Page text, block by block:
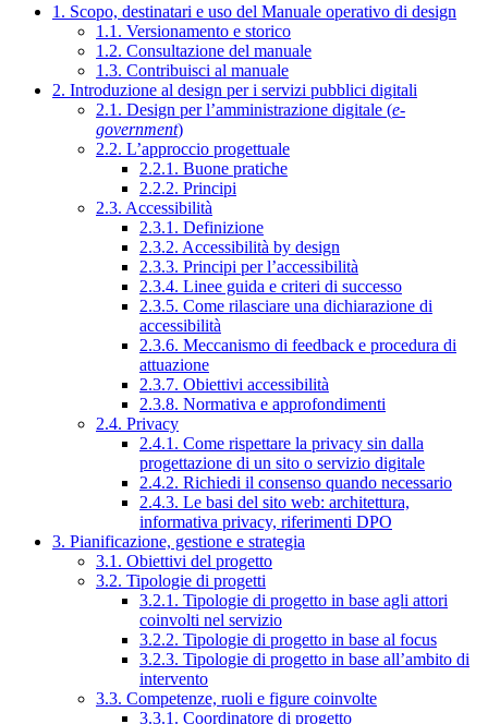
1. Scopo, destinatari e uso del Manuale operativo di design
1.1. Versionamento e storico
1.2. Consultazione del manuale
1.3. Contribuisci al manuale
2. Introduzione al design per i servizi pubblici digitali
2.1. Design per l’amministrazione digitale (e-
government)
2.2. L’approccio progettuale
2.2.1. Buone pratiche
2.2.2. Principi
2.3. Accessibilità
2.3.1. Definizione
2.3.2. Accessibilità by design
2.3.3. Principi per l’accessibilità
2.3.4. Linee guida e criteri di successo
2.3.5. Come rilasciare una dichiarazione di
accessibilità
2.3.6. Meccanismo di feedback e procedura di
attuazione
2.3.7. Obiettivi accessibilità
2.3.8. Normativa e approfondimenti
2.4. Privacy
2.4.1. Come rispettare la privacy sin dalla
progettazione di un sito o servizio digitale
2.4.2. Richiedi il consenso quando necessario
2.4.3. Le basi del sito web: architettura,
informativa privacy, riferimenti DPO
3. Pianificazione, gestione e strategia
3.1. Obiettivi del progetto
3.2. Tipologie di progetti
3.2.1. Tipologie di progetto in base agli attori
coinvolti nel servizio
3.2.2. Tipologie di progetto in base al focus
3.2.3. Tipologie di progetto in base all’ambito di
intervento
3.3. Competenze, ruoli e figure coinvolte
3.3.1. Coordinatore di progetto